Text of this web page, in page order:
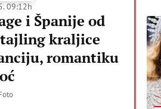
09:12h
i Španije od
kraljice
romantiku